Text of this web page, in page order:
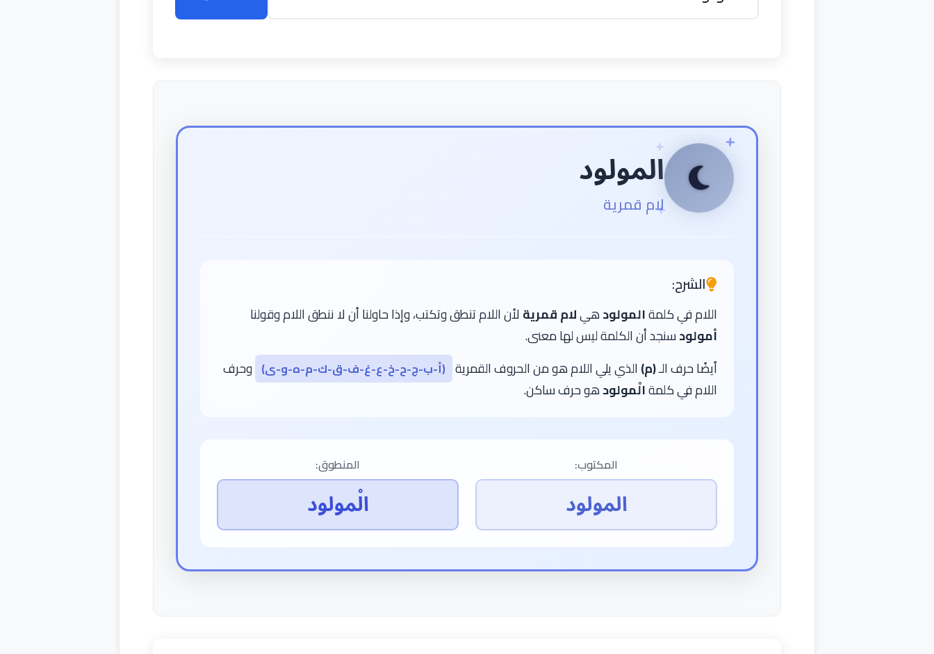
المولود
لام قمرية
الشرح:
اللام في كلمةالمولودهيلام قمرية لأن اللام تنطق وتكتب، وإذا حاولنا أن لا ننطق اللام وقولنا
أمولودسنجد أن الكلمة ليس لها معنى.
أيضًا حرف الـ(م) الذي يلي اللام هو من الحروف القمرية (أ-ب-ج-ح-خ-ع-غ-ف-ق-ك-م-ه-و-ى) وحرف
اللام في كلمةالْمولودهو حرف ساكن.
المكتوب:
المولود
المنطوق:
الْمولود